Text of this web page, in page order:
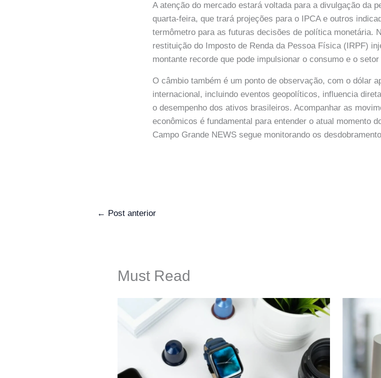
A atenção do mercado estará voltada para a divulgação da
quarta-feira, que trará projeções para o IPCA e outros
termômetro para as futuras decisões de política monetária.
restituição do Imposto de Renda da Pessoa Física (IRPF)
montante recorde que pode impulsionar o consumo e o
O câmbio também é um ponto de observação, com o dólar
internacional, incluindo eventos geopolíticos, influencia
o desempenho dos ativos brasileiros. Acompanhar as
econômicos é fundamental para entender o atual momento
Campo Grande NEWS segue monitorando os
← Post anterior
Must Read